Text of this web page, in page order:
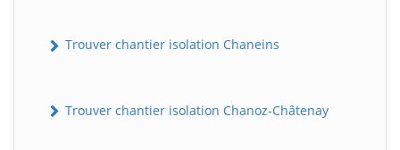
Trouver chantier isolation Chaneins
Trouver chantier isolation Chanoz-Châtenay